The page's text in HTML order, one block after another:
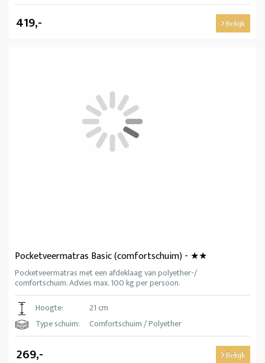
419,- Bekijk
Pocketveermatras Basic (comfortschuim) - ★★
Pocketveermatras met een afdeklaag van polyether-/
comfortschuim. Advies max. 100 kg per persoon.
Hoogte:
21 cm
Type schuim:
Comfortschuim / Polyether
269,- Bekijk